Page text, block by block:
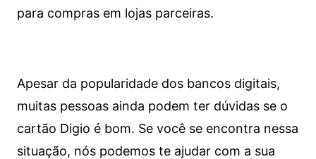
para compras em lojas parceiras.
Apesar da popularidade dos bancos digitais,
muitas pessoas ainda podem ter dúvidas se o
cartão Digio é bom. Se você se encontra nessa
situação, nós podemos te ajudar com a sua